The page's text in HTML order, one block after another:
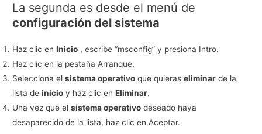
La segunda es desde el menú de
configuración del sistema
Haz clic enInicio , escribe “msconfig” y presiona Intro.
Haz clic en la pestaña Arranque.
Selecciona elsistema operativo que quieraseliminar de la
lista deinicio y haz clic enEliminar.
Una vez que elsistema operativo deseado haya
desaparecido de la lista, haz clic en Aceptar.